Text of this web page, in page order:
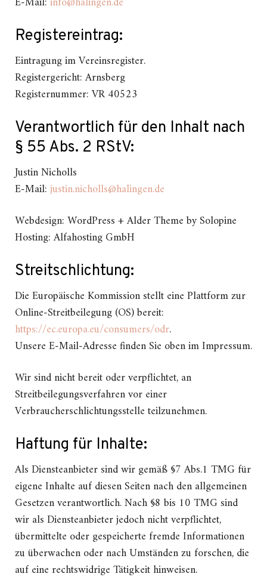
Registereintrag:
Eintragung im Vereinsregister.
Registergericht: Arnsberg
Registernummer: VR 40523
Verantwortlich für den Inhalt nach
§ 55 Abs. 2 RStV:
Justin Nicholls
E-Mail:justin.nicholls@halingen.de
Webdesign: WordPress + Alder Theme by Solopine
Hosting: Alfahosting GmbH
Streitschlichtung:
Die Europäische Kommission stellt eine Plattform zur
Online-Streitbeilegung (OS) bereit:
https://ec.europa.eu/consumers/odr.
Unsere E-Mail-Adresse finden Sie oben im Impressum.
Wir sind nicht bereit oder verpflichtet, an
Streitbeilegungsverfahren vor einer
Verbraucherschlichtungsstelle teilzunehmen.
Haftung für Inhalte:
Als Diensteanbieter sind wir gemäß §7 Abs.1 TMG für
eigene Inhalte auf diesen Seiten nach den allgemeinen
Gesetzen verantwortlich. Nach §8 bis 10 TMG sind
wir als Diensteanbieter jedoch nicht verpflichtet,
übermittelte oder gespeicherte fremde Informationen
zu überwachen oder nach Umständen zu forschen, die
auf eine rechtswidrige Tätigkeit hinweisen.